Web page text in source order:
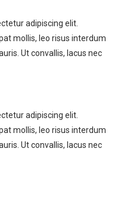
adipiscing elit.
mollis, leo risus interdum
Ut convallis, lacus nec
adipiscing elit.
mollis, leo risus interdum
Ut convallis, lacus nec